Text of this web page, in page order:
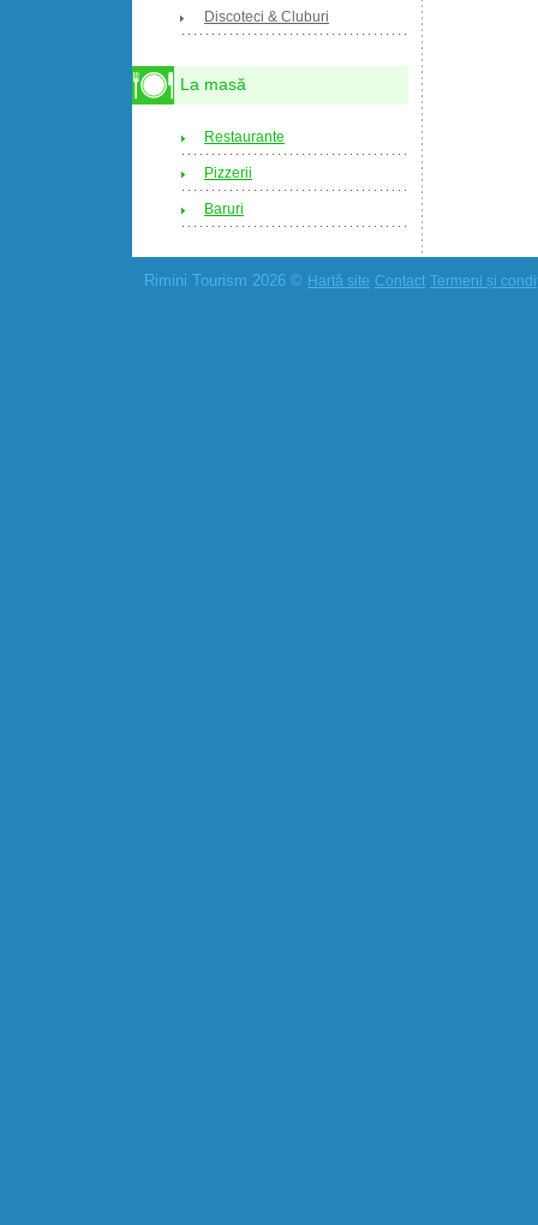
Discoteci & Cluburi
La masă
Restaurante
Pizzerii
Baruri
Rimini Tourism 2026 © Hartă site Contact Termeni și